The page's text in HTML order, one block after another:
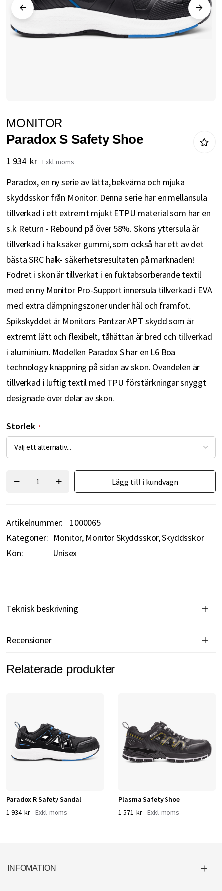
till
början
av
MONITOR
Paradox S Safety Shoe
1 934 kr
Paradox, en ny serie av lätta, bekväma och mjuka
skyddsskor från Monitor. Denna serie har en mellansula
tillverkad i ett extremt mjukt ETPU material som har en
s.k Return - Rebound på över 58%. Skons yttersula är
tillverkad i halksäker gummi, som också har ett av det
bästa SRC halk- säkerhetsresultaten på marknaden!
Fodret i skon är tillverkat i en fuktabsorberande textil
med en ny Monitor Pro-Support innersula tillverkad i EVA
med extra dämpningszoner under häl och framfot.
Spikskyddet är Monitors Pantzar APT skydd som är
extremt lätt och flexibelt, tåhättan är bred och tillverkad
i aluminium. Modellen Paradox S har en L6 Boa
technology knäppning på sidan av skon. Ovandelen är
tillverkad i luftig textil med TPU förstärkningar snyggt
designade över delar av skon.
Storlek
Lägg till i kundvagn
Artikelnummer
1000065
Kategorier: Monitor Monitor Skyddsskor Skyddsskor
Kön:
Unisex
Teknisk beskrivning
Recensioner
Relaterade produkter
Paradox R Safety Sandal
1 934 kr
Plasma Safety Shoe
1 571 kr
INFOMATION